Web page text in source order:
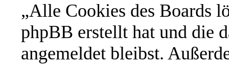
„Alle Cookies des Boards
phpBB erstellt hat und die
angemeldet bleibst.